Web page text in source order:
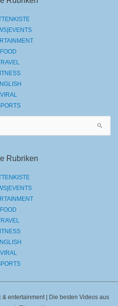
FOOD
VIRAL
Rubriken
FOOD
VIRAL
entertainment | Die besten Videos aus